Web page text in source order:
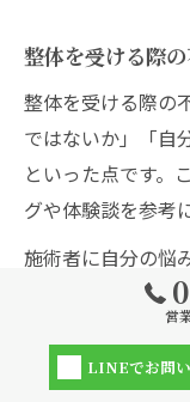
整体を受ける際
整体を受ける際の
ではないか」「自
といった点です。
グや体験談を参考
施術者に自分の悩
す。無理な施術は
て施術内容を調整
ます。
営
LINEでお問